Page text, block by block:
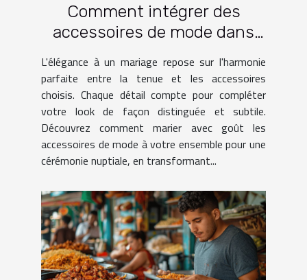
Comment intégrer des
accessoires de mode dans
une tenue de mariage
L'élégance à un mariage repose sur l'harmonie
parfaite entre la tenue et les accessoires
choisis. Chaque détail compte pour compléter
votre look de façon distinguée et subtile.
Découvrez comment marier avec goût les
accessoires de mode à votre ensemble pour une
cérémonie nuptiale, en transformant...